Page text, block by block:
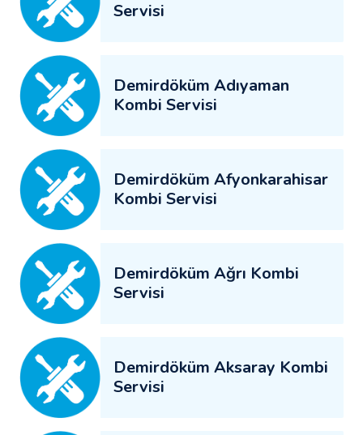
Servisi
Demirdöküm Adıyaman
Kombi Servisi
Demirdöküm Afyonkarahisar
Kombi Servisi
Demirdöküm Ağrı Kombi
Servisi
Demirdöküm Aksaray Kombi
Servisi